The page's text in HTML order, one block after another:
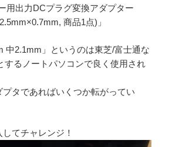
用出力DCプラグ変換アダプター
商品1点)」
中2.1mm」というのは東芝/富士通な
するノートパソコンで良く使用され
プタであればいくつか転がってい
てチャレンジ！